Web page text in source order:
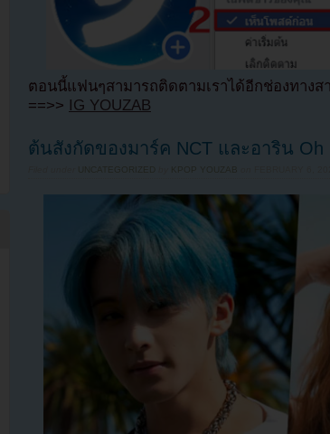
ตอนนี้แฟนๆสามารถติดตามเราได้อีกช่องทา
==>>
IG YOUZAB
ต้นสังกัดของมาร์ค NCT และอาริน Oh
UNCATEGORIZED KPOP YOUZAB